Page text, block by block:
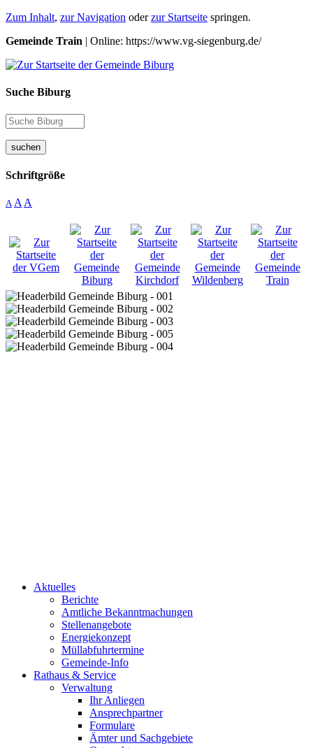
Zum Inhalt, zur Navigation oderzur Startseite springen.
Gemeinde Train | Online: https://www.vg-siegenburg.de/
Suche Biburg
suchen
Schriftgröße
A A A
Aktuelles
Berichte
Amtliche Bekanntmachungen
Stellenangebote
Energiekonzept
Müllabfuhrtermine
Gemeinde-Info
Rathaus & Service
Verwaltung
Ihr Anliegen
Ansprechpartner
Formulare
Ämter und Sachgebiete